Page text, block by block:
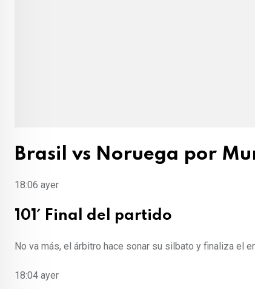
Brasil vs Noruega por
18:06 ayer
101´ Final del partido
No va más, el árbitro hace sonar su silbato y finaliza el
18:04 ayer